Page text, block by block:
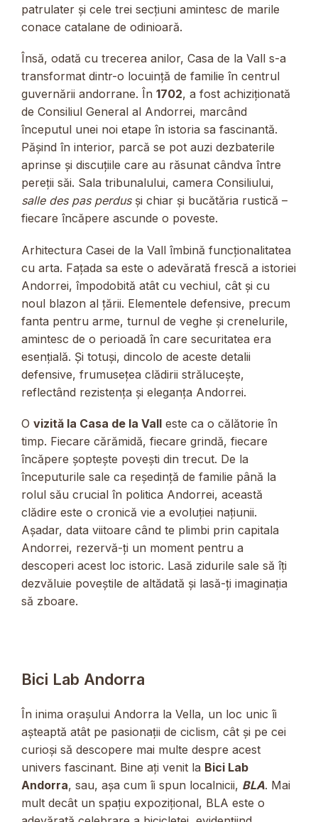
patrulater și cele trei secțiuni amintesc de marile
conace catalane de odinioară.
Însă, odată cu trecerea anilor, Casa de la Vall s-a
transformat dintr-o locuință de familie în centrul
guvernării andorrane. În 1702, a fost achiziționată
de Consiliul General al Andorrei, marcând
începutul unei noi etape în istoria sa fascinantă.
Pășind în interior, parcă se pot auzi dezbaterile
aprinse și discuțiile care au răsunat cândva între
pereții săi. Sala tribunalului, camera Consiliului,
salle des pas perdusși chiar și bucătăria rustică –
fiecare încăpere ascunde o poveste.
Arhitectura Casei de la Vall îmbină funcționalitatea
cu arta. Fațada sa este o adevărată frescă a istoriei
Andorrei, împodobită atât cu vechiul, cât și cu
noul blazon al țării. Elementele defensive, precum
fanta pentru arme, turnul de veghe și crenelurile,
amintesc de o perioadă în care securitatea era
esențială. Și totuși, dincolo de aceste detalii
defensive, frumusețea clădirii strălucește,
reflectând rezistența și eleganța Andorrei.
O vizită la Casa de la Vall este ca o călătorie în
timp. Fiecare cărămidă, fiecare grindă, fiecare
încăpere șoptește povești din trecut. De la
începuturile sale ca reședință de familie până la
rolul său crucial în politica Andorrei, această
clădire este o cronică vie a evoluției națiunii.
Așadar, data viitoare când te plimbi prin capitala
Andorrei, rezervă-ți un moment pentru a
descoperi acest loc istoric. Lasă zidurile sale să îți
dezvăluie poveștile de altădată și lasă-ți imaginația
să zboare.
Bici Lab Andorra
În inima orașului Andorra la Vella, un loc unic îi
așteaptă atât pe pasionații de ciclism, cât și pe cei
curioși să descopere mai multe despre acest
univers fascinant. Bine ați venit la Bici Lab
Andorra, sau, așa cum îi spun localnicii, BLA. Mai
mult decât un spațiu expozițional, BLA este o